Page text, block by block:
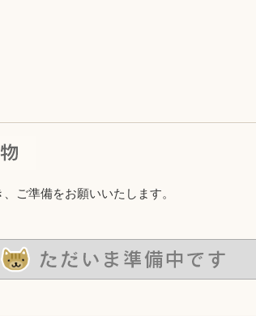
ご準備をお願いいたします。